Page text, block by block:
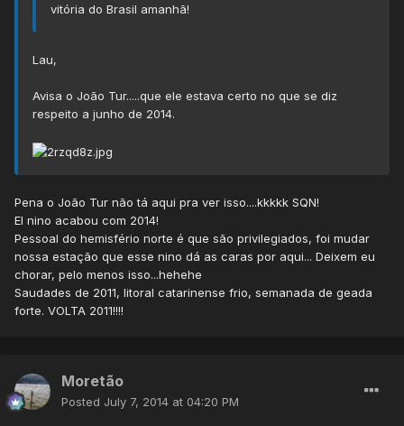
vitória do Brasil amanhã!
Lau,
Avisa o João Tur.....que ele estava certo no que se diz
respeito a junho de 2014.
Pena o João Tur não tá aqui pra ver isso....kkkkk SQN!
El nino acabou com 2014!
Pessoal do hemisfério norte é que são privilegiados, foi mudar
nossa estação que esse nino dá as caras por aqui... Deixem eu
chorar, pelo menos isso...hehehe
Saudades de 2011, litoral catarinense frio, semanada de geada
forte. VOLTA 2011!!!!
Moretão
Posted July 7, 2014 at 04:20 PM